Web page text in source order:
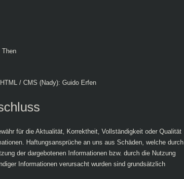
Then
/ CMS (Nady): Guido Erfen
für die Aktualität, Korrektheit, Vollständigkeit oder Qualität
Haftungsansprüche an uns aus Schäden, welche durch
der dargebotenen Informationen bzw. durch die Nutzung
Informationen verursacht wurden sind grundsätzlich